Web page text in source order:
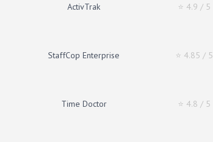
ActivTrak ⭐ 4.9 / 5
StaffCop Enterprise ⭐ 4.85 / 5
Time Doctor ⭐ 4.8 / 5